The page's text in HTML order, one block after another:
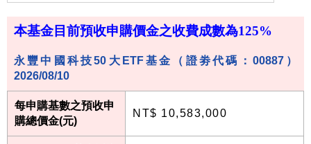
本基金目前預收申購價金之收費成數為125%
永豐中國科技50大ETF基金（證劵代碼：00887）
2026/08/10
每申購基數之預收申
購總價金(元)
NT$ 10,583,000